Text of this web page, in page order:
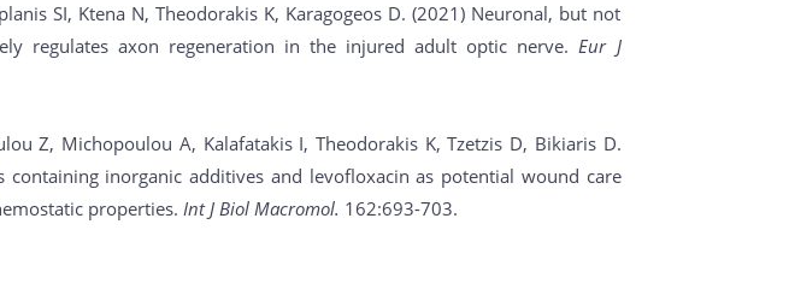
SI, Ktena N, Theodorakis K, Karagogeos D. (2021) Neuronal, but not
regulates axon regeneration in the injured adult optic nerve.Eur J
Z, Michopoulou A, Kalafatakis I, Theodorakis K, Tzetzis D, Bikiaris D.
containing inorganic additives and levofloxacin as potential wound care
properties.Int J Biol Macromol. 162:693-703.